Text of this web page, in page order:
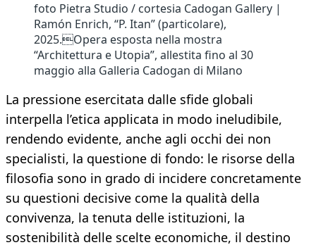
foto Pietra Studio / cortesia Cadogan Gallery |
Ramón Enrich, “P. Itan” (particolare),
2025.Opera esposta nella mostra
“Architettura e Utopia”, allestita fino al 30
maggio alla Galleria Cadogan di Milano
La pressione esercitata dalle sfide globali
interpella l’etica applicata in modo ineludibile,
rendendo evidente, anche agli occhi dei non
specialisti, la questione di fondo: le risorse della
filosofia sono in grado di incidere concretamente
su questioni decisive come la qualità della
convivenza, la tenuta delle istituzioni, la
sostenibilità delle scelte economiche, il destino